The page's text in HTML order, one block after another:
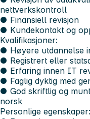
nettverkskontroll
● Finansiell revisjon
● Kundekontakt og
Kvalifikasjoner:
● Høyere utdannelse
● Registrert eller
● Erfaring innen IT
● Faglig dyktig med
● God skriftlig og
norsk
Personlige egenskaper: